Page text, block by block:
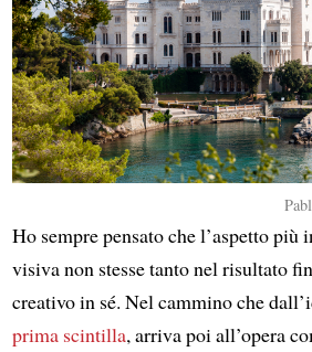
Ho sempre pensato che l’aspetto più
visiva non stesse tanto nel risultato
creativo in sé. Nel cammino che
prima scintilla, arriva poi all’opera